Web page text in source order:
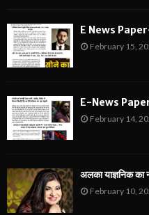
E News
February 15,
E-News
February 14,
अलका याज्ञनिक
February 10,